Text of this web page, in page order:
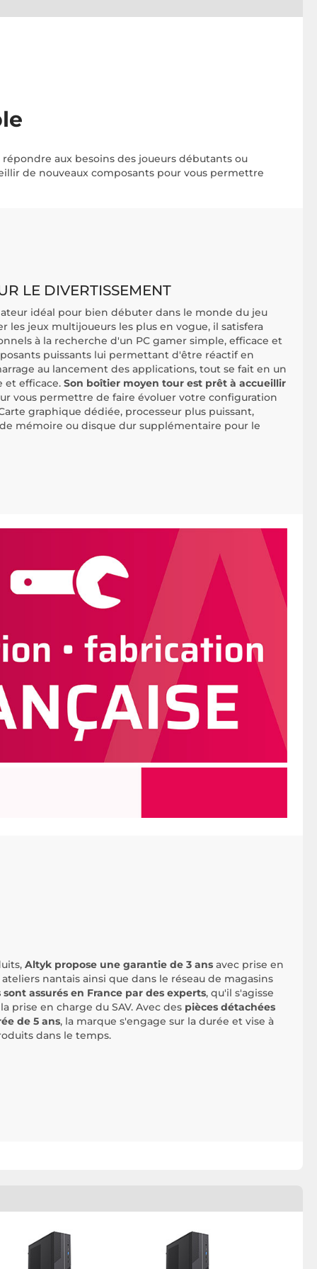
répondre aux besoins des joueurs débutants ou
de nouveaux composants pour vous permettre
LE DIVERTISSEMENT
idéal pour bien débuter dans le monde du jeu
les jeux multijoueurs les plus en vogue, il satisfera
à la recherche d'un PC gamer simple, efficace et
puissants lui permettant d'être réactif en
au lancement des applications, tout se fait en un
et efficace. Son boîtier moyen tour est prêt à accueillir
vous permettre de faire évoluer votre configuration
graphique dédiée, processeur plus puissant,
mémoire ou disque dur supplémentaire pour le
Altyk propose une garantie de 3 ans avec prise en
nantais ainsi que dans le réseau de magasins
sont assurés en France par des experts, qu'il s'agisse
prise en charge du SAV. Avec des pièces détachées
de 5 ans, la marque s'engage sur la durée et vise à
dans le temps.